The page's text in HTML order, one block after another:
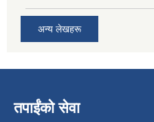
अन्य लेखहरू
तपाईंको सेवा